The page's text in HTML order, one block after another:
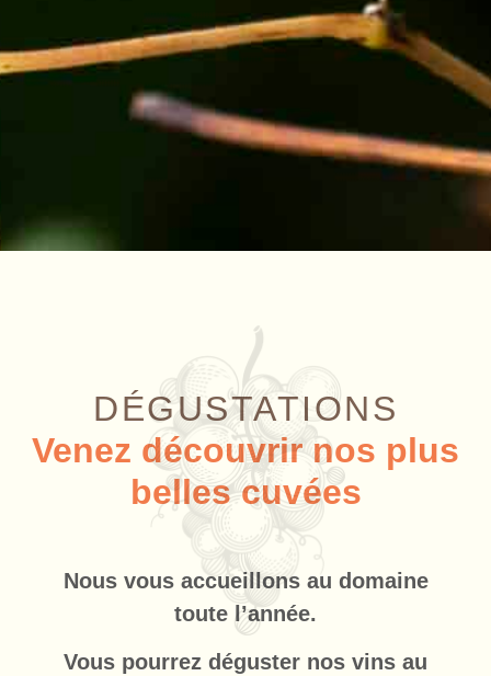
DÉGUSTATIONS
Venez découvrir nos plus
belles cuvées
Nous vous accueillons au domaine
toute l’année.
Vous pourrez déguster nos vins au